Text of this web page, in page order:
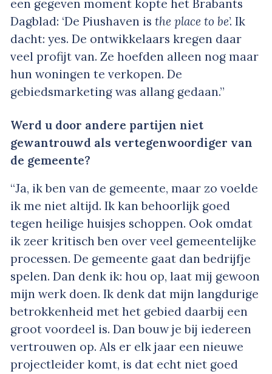
een gegeven moment kopte het Brabants
Dagblad: ‘De Piushaven is the place to be’. Ik
dacht: yes. De ontwikkelaars kregen daar
veel profijt van. Ze hoefden alleen nog maar
hun woningen te verkopen. De
gebiedsmarketing was allang gedaan.”
Werd u door andere partijen niet
gewantrouwd als vertegenwoordiger van
de gemeente?
“Ja, ik ben van de gemeente, maar zo voelde
ik me niet altijd. Ik kan behoorlijk goed
tegen heilige huisjes schoppen. Ook omdat
ik zeer kritisch ben over veel gemeentelijke
processen. De gemeente gaat dan bedrijfje
spelen. Dan denk ik: hou op, laat mij gewoon
mijn werk doen. Ik denk dat mijn langdurige
betrokkenheid met het gebied daarbij een
groot voordeel is. Dan bouw je bij iedereen
vertrouwen op. Als er elk jaar een nieuwe
projectleider komt, is dat echt niet goed